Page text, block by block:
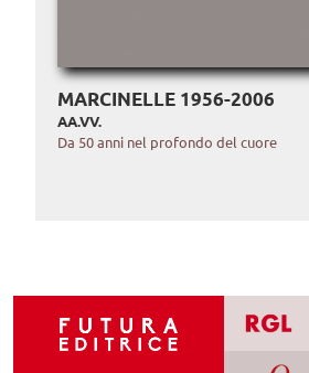
MARCINELLE 1956-2006
AA.VV.
Da 50 anni nel profondo del cuore